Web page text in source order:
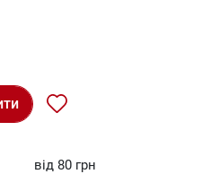
від 80 грн